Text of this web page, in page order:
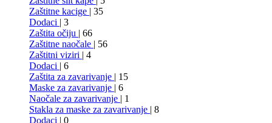
Zaštitne kacige | 35
Dodaci | 3
Zaštita očiju | 66
Zaštitne naočale | 56
Zaštitni viziri | 4
Dodaci | 6
Zaštita za zavarivanje | 15
Maske za zavarivanje | 6
Naočale za zavarivanje | 1
Stakla za maske za zavarivanje | 8
Dodaci | 0